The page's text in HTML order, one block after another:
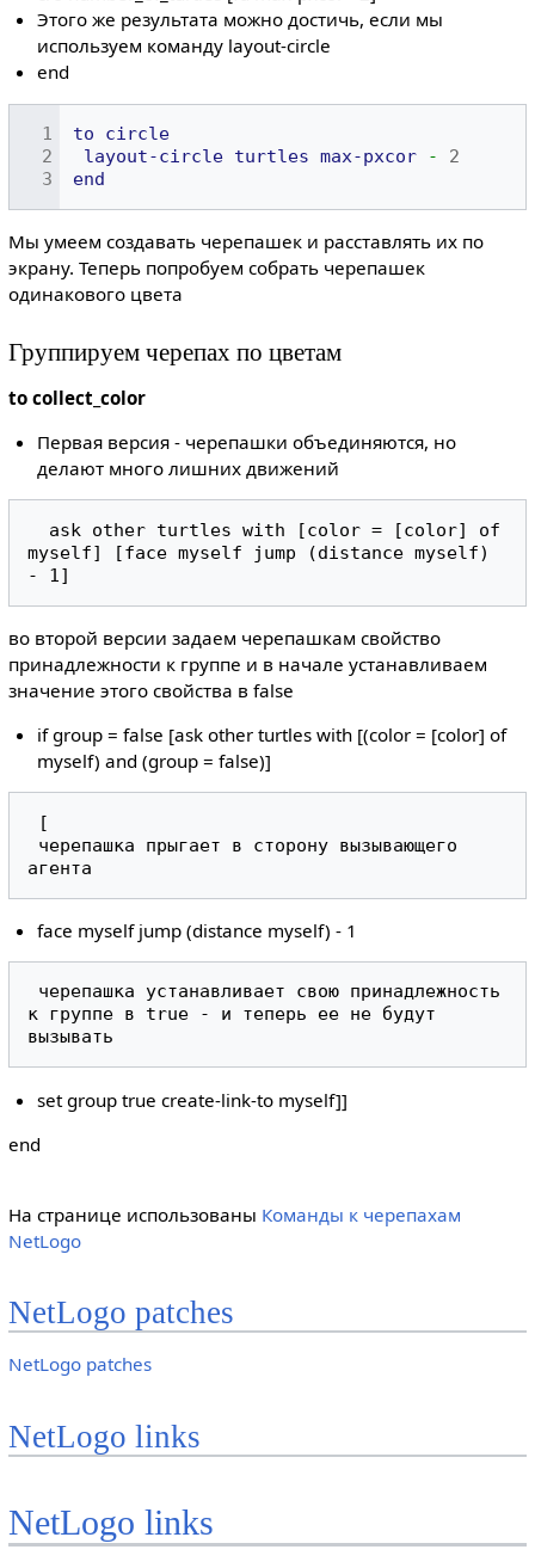
Этого же результата можно достичь, если мы
используем команду layout-circle
end
to
circle
layout-circle turtles max-pxcor -
2
end
Мы умеем создавать черепашек и расставлять их по
экрану. Теперь попробуем собрать черепашек
одинакового цвета
Группируем черепах по цветам
to collect_color
Первая версия - черепашки объединяются, но
делают много лишних движений
myself] [face myself jump (distance myself)
во второй версии задаем черепашкам свойство
принадлежности к группе и в начале устанавливаем
значение этого свойства в false
if group = false [ask other turtles with [(color = [color] of
myself) and (group = false)]
face myself jump (distance myself) - 1
к группе в true - и теперь ее не будут
set group true create-link-to myself]]
end
На странице использованы Команды к черепахам
NetLogo
NetLogo patches
NetLogo patches
NetLogo links
NetLogo links